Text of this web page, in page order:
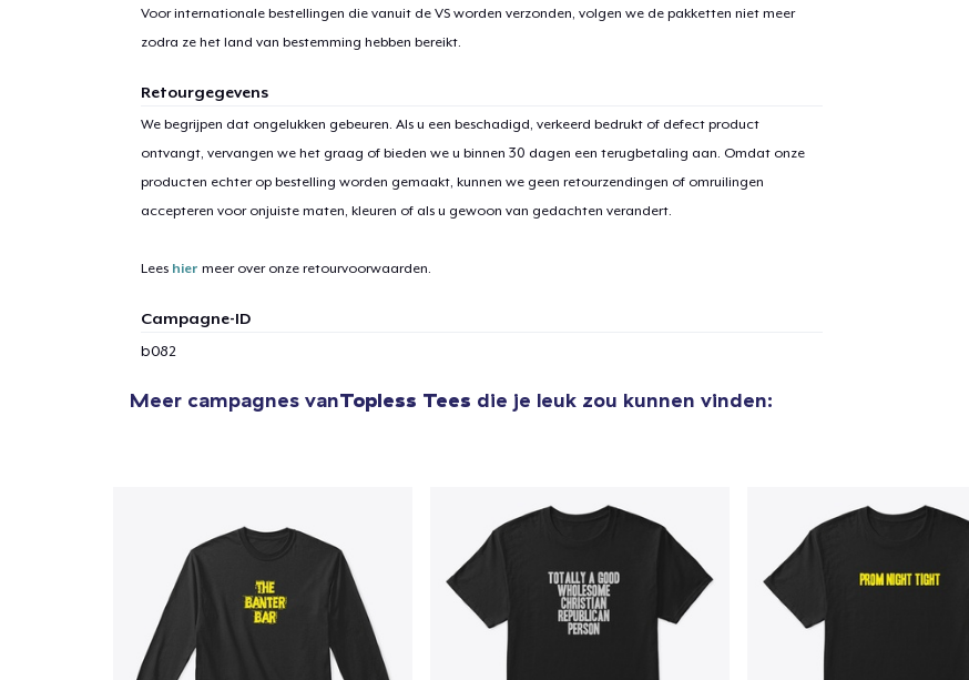
Voor internationale bestellingen die vanuit de VS worden verzonden, volgen we de pakketten niet meer
zodra ze het land van bestemming hebben bereikt.
Retourgegevens
We begrijpen dat ongelukken gebeuren. Als u een beschadigd, verkeerd bedrukt of defect product
ontvangt, vervangen we het graag of bieden we u binnen 30 dagen een terugbetaling aan. Omdat onze
producten echter op bestelling worden gemaakt, kunnen we geen retourzendingen of omruilingen
accepteren voor onjuiste maten, kleuren of als u gewoon van gedachten verandert.
Lees hier meer over onze retourvoorwaarden.
Campagne-ID
b082
Meer campagnes vanTopless Tees die je leuk zou kunnen vinden: